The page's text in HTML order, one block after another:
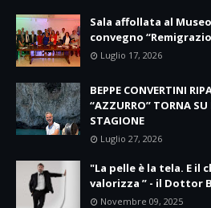
Sala affollata al
convegno
Luglio 17, 2026
BEPPE CONVERTINI
“AZZURRO” TORNA SU
STAGIONE
Luglio 27, 2026
"La pelle è la tela. E il
valorizza ” - il Dottor
Novembre 09, 2025